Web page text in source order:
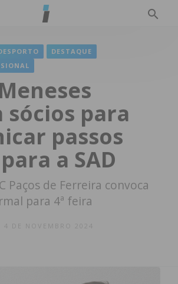
DESTAQUE
sócios para
passos
a SAD
Paços de Ferreira convoca
para 4ª feira
4 DE NOVEMBRO 2024